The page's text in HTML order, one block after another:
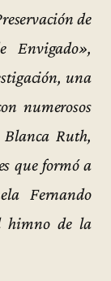
de
Envigado»,
una
numerosos
Ruth,
que formó a
Fernando
himno de la